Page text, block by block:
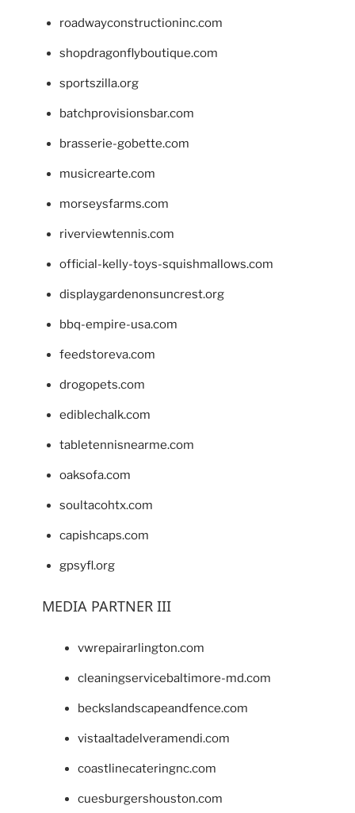
roadwayconstructioninc.com
shopdragonflyboutique.com
sportszilla.org
batchprovisionsbar.com
brasserie-gobette.com
musicrearte.com
morseysfarms.com
riverviewtennis.com
official-kelly-toys-squishmallows.com
displaygardenonsuncrest.org
bbq-empire-usa.com
feedstoreva.com
drogopets.com
ediblechalk.com
tabletennisnearme.com
oaksofa.com
soultacohtx.com
capishcaps.com
gpsyfl.org
MEDIA PARTNER III
vwrepairarlington.com
cleaningservicebaltimore-md.com
beckslandscapeandfence.com
vistaaltadelveramendi.com
coastlinecateringnc.com
cuesburgershouston.com